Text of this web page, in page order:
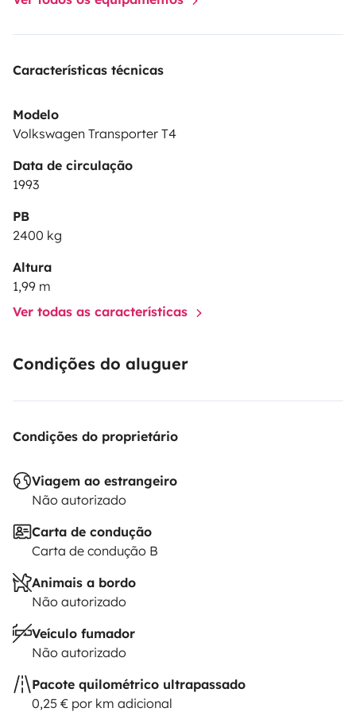
📍 Ubicación: Este de Málaga.
📅 Disponibilidad: mira el calendario
Características técnicas
Modelo
Volkswagen Transporter T4
Data de circulação
1993
PB
2400 kg
Altura
1,99 m
Ver todas as características
Condições do aluguer
Condições do proprietário
Viagem ao estrangeiro
Não autorizado
Carta de condução
Carta de condução B
Animais a bordo
Não autorizado
Veículo fumador
Não autorizado
Pacote quilométrico ultrapassado
0,25 € por km adicional